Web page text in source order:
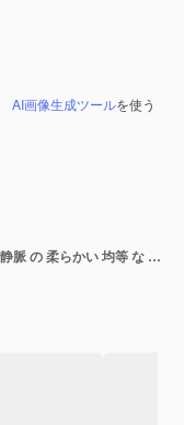
AI画像生成ツールを使う
アスペン 葉 影 丸い 滑らかな の 形 細い 静脈 の 柔らかい 均等 な 影 が 感じ られ ます